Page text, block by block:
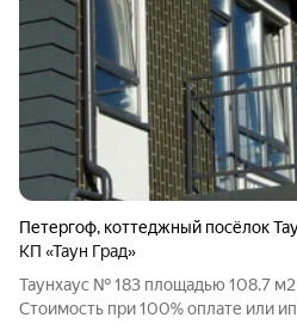
Петергоф, коттеджный посёлок
КП «Таун Град»
Таунхаус № 183 площадью 108.7 м2
Стоимость при 100% оплате или